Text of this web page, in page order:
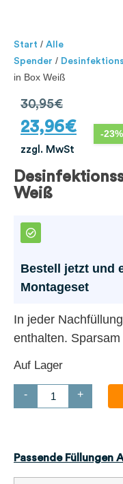
Start / Alle
Spender /
in Box Weiß
30,95€
23,96€
zzgl. MwSt
-
Weiß
Bestell jetzt und
Montageset
In jeder
enthalten.
Auf Lager
- +
Passende Füllungen